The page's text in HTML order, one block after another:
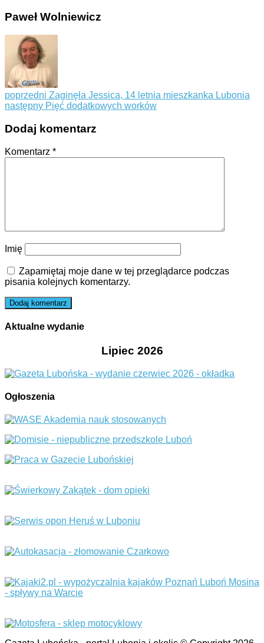
Paweł Wolniewicz
poprzedni Zaginęła Jessica, 14 letnia mieszkanka Lubonia
następny Pięć dodatkowych worków
Dodaj komentarz
Komentarz *
Imię
Zapamiętaj moje dane w tej przeglądarce podczas
pisania kolejnych komentarzy.
Aktualne wydanie
Lipiec 2026
Ogłoszenia